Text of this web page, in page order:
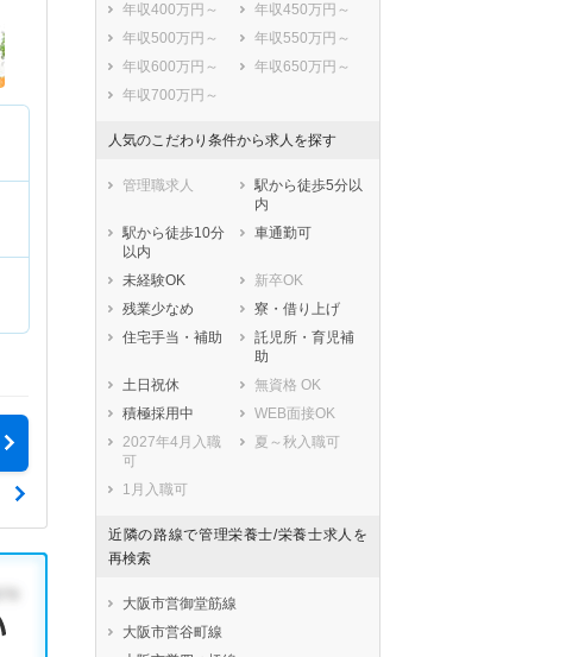
年収400万円～
年収450万円～
年収500万円～
年収550万円～
年収600万円～
年収650万円～
年収700万円～
人気のこだわり条件から求人を探す
管理職求人
駅から徒歩5分以
内
駅から徒歩10分
以内
車通勤可
未経験OK
新卒OK
残業少なめ
寮・借り上げ
住宅手当・補助
託児所・育児補
助
土日祝休
無資格 OK
積極採用中
WEB面接OK
2027年4月入職
可
夏～秋入職可
1月入職可
近隣の路線で管理栄養士/栄養士求人を
再検索
大阪市営御堂筋線
大阪市営谷町線